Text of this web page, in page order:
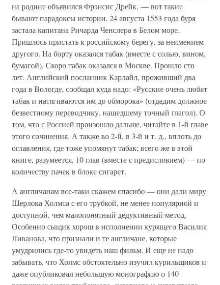
на родине объявился Фрэнсис Дрейк, — вот такие
бывают парадоксы истории. 24 августа 1553 года буря
застала капитана Ричарда Ченслера в Белом море.
Пришлось пристать к российскому берегу, за неимением
другого. На борту оказался табак (вместе с солью, вином,
бумагой). Скоро табак оказался в Москве. Прошло сто
лет. Английский посланник Карлайл, проживший два
года в Вологде, сообщал куда надо: «Русские очень любят
табак и натягиваются им до обморока» (отдадим должное
безвестному переводчику, нашедшему точный глагол). О
том, что с Россией произошло дальше, читайте в 1-й главе
этого сочинения. А также во 2-й, в 3-й и т. д., вплоть до
оглавления, где тоже упомянут табак; всего же в этой
книге, разумеется, 10 глав (вместе с предисловием) — по
количеству пачек в блоке сигарет.
А англичанам все-таки скажем спасибо — они дали миру
Шерлока Холмса с его трубкой, не менее популярной и
доступной, чем малопонятный дедуктивный метод.
Особенно сыщик хорош в исполнении курящего Василия
Ливанова, что признали и те англичане, которые
умудрились где-то увидеть наш фильм. И еще не надо
забывать, что Холмс обстоятельно изучил курильщиков и
даже опубликовал небольшую монографию о 140